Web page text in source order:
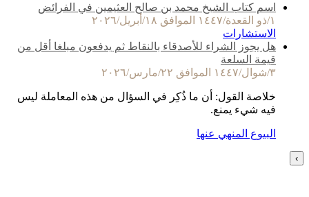
اسم كتاب الشيخ محمد بن صالح العثيمين في الفرائض
١/ذو القعدة/١٤٤٧ الموافق ١٨/أبريل/٢٠٢٦
الاستشارات
هل يجوز الشراء للأصدقاء بالنقاط ثم يدفعون مبلغا أقل من
قيمة السلعة
٣/شوال/١٤٤٧ الموافق ٢٢/مارس/٢٠٢٦
خلاصة القول: أن ما ذُكِر في السؤال من هذه المعاملة ليس
فيه شيء يمنع.
البيوع المنهي عنها
›